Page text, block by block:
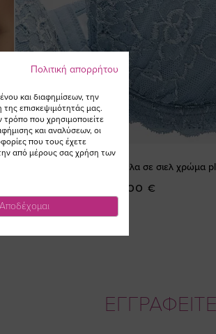
Push up σουτιέν με δαντέλα σε σιελ χρώμα
49,00 €
Πολιτική απορρήτου
και διαφημίσεων, την
επισκεψιμότητάς μας.
που χρησιμοποιείτε
και αναλύσεων, οι
που τους έχετε
από μέρους σας χρήση των
Αποδέχομαι